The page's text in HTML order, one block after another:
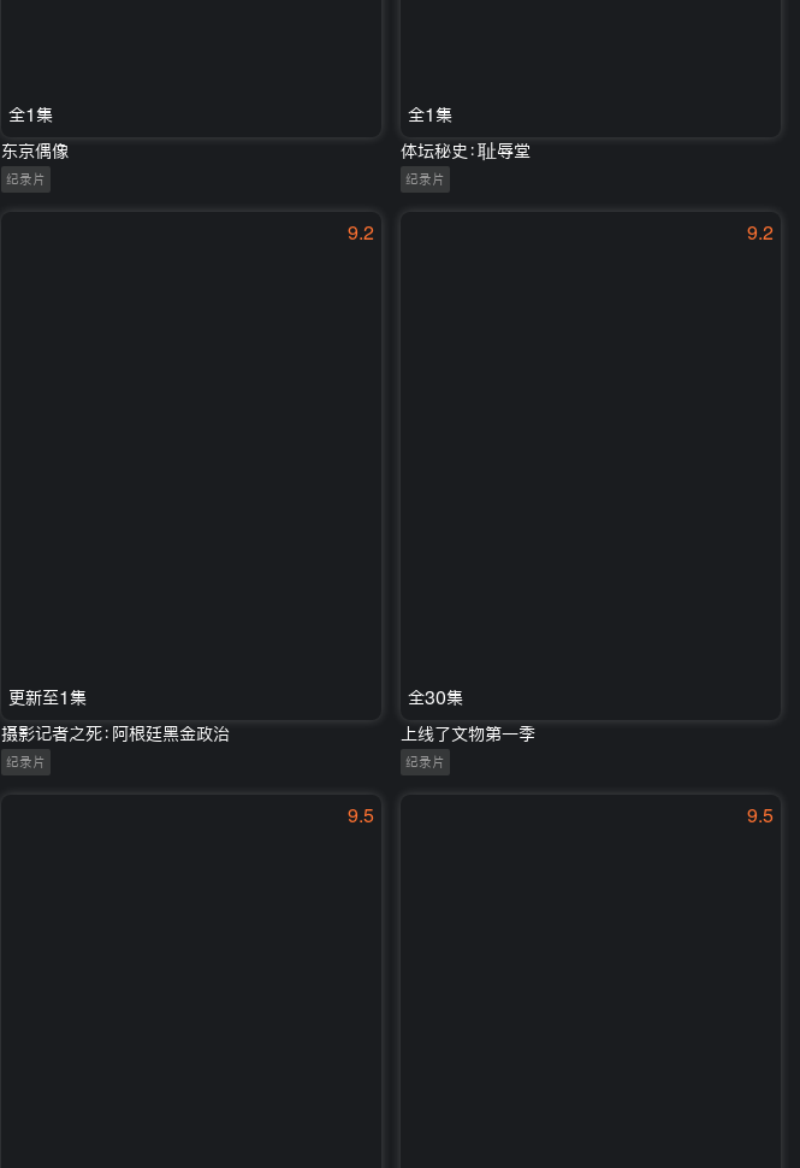
全1集
东京偶像
纪录片
全1集
体坛秘史：耻辱堂
纪录片
9.2
更新至1集
摄影记者之死：阿根廷黑金政治
纪录片
9.2
全30集
上线了文物第一季
纪录片
9.5 9.5